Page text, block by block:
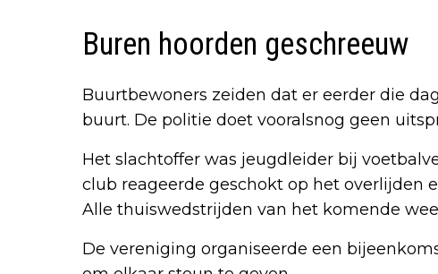
Buren hoorden geschreeuw
Buurtbewoners zeiden dat er eerder die
buurt. De politie doet vooralsnog geen
Het slachtoffer was jeugdleider bij
club reageerde geschokt op het overlijden
Alle thuiswedstrijden van het komende
De vereniging organiseerde een